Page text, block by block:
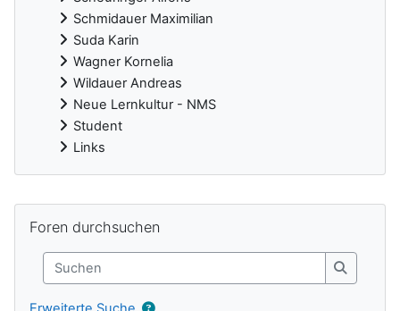
Schmidauer Maximilian
Suda Karin
Wagner Kornelia
Wildauer Andreas
Neue Lernkultur - NMS
Student
Links
Foren durchsuchen
Suchen
Suchen